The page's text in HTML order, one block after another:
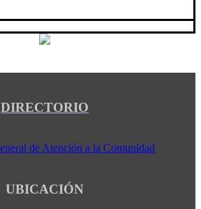
DIRECTORIO
UBICACIÓN